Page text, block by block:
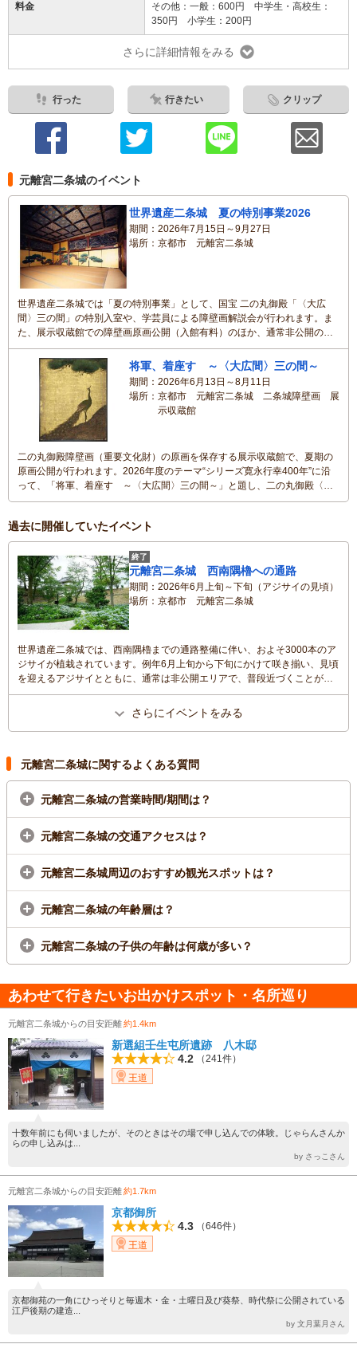
料金
その他：一般：600円 中学生・高校生：
350円 小学生：200円
さらに詳細情報をみる
行った 行きたい クリップ
元離宮二条城のイベント
世界遺産二条城 夏の特別事業2026
期間
2026年7月15日～9月27日
場所
京都市 元離宮二条城
世界遺産二条城では「夏の特別事業」として、国宝 二の丸御殿「〈大広
間〉三の間」の特別入室や、学芸員による障壁画解説会が行われます。ま
た、展示収蔵館での障壁画原画公開（入館有料）のほか、通常非公開の香
雲亭では、清流園を眺めながら、朝食（京のゆば粥御膳、完全予約制、有
料）を堪能できます。※詳しくはホームページでご確認ください。
将軍、着座す ～〈大広間〉三の間～
期間
2026年6月13日～8月11日
場所
京都市 元離宮二条城 二条城障壁画 展
示収蔵館
二の丸御殿障壁画（重要文化財）の原画を保存する展示収蔵館で、夏期の
原画公開が行われます。2026年度のテーマ“シリーズ寛永行幸400年”に沿
って、「将軍、着座す ～〈大広間〉三の間～」と題し、二の丸御殿〈大
広間〉三の間の障壁画《松孔雀図》が公開されます。繁栄を表す巨大な松
で鑑賞できる機会となっています。
過去に開催していたイベント
終了
元離宮二条城 西南隅櫓への通路
期間
2026年6月上旬～下旬（アジサイの見頃）
場所
京都市 元離宮二条城
世界遺産二条城では、西南隅櫓までの通路整備に伴い、およそ3000本のア
ジサイが植栽されています。例年6月上旬から下旬にかけて咲き揃い、見頃
を迎えるアジサイとともに、通常は非公開エリアで、普段近づくことがで
きない重要文化財の西南隅櫓を間近で観覧し、楽しむことができます。
さらにイベントをみる
元離宮二条城に関するよくある質問
元離宮二条城の営業時間/期間は？
元離宮二条城の交通アクセスは？
元離宮二条城周辺のおすすめ観光スポットは？
元離宮二条城の年齢層は？
元離宮二条城の子供の年齢は何歳が多い？
あわせて行きたいお出かけスポット・名所巡り
元離宮二条城からの目安距離約1.4km
新選組壬生屯所遺跡 八木邸
4.2
（241件）
王道
十数年前にも伺いましたが、そのときはその場で申し込んでの体験。じゃらんさんか
らの申し込みは...
by さっこさん
元離宮二条城からの目安距離約1.7km
京都御所
4.3
（646件）
王道
京都御苑の一角にひっそりと毎週木・金・土曜日及び葵祭、時代祭に公開されている
江戸後期の建造...
by 文月葉月さん